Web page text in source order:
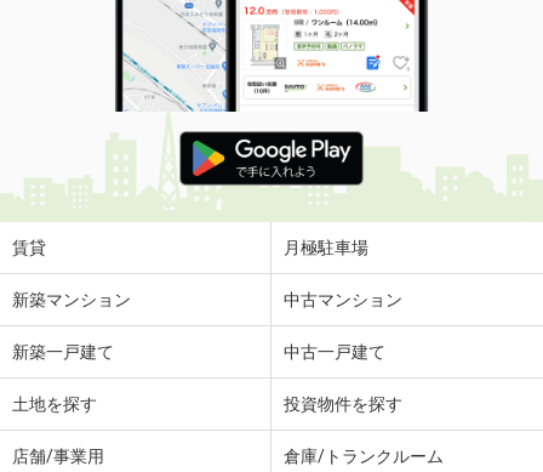
賃貸 月極駐車場
新築マンション 中古マンション
新築一戸建て 中古一戸建て
土地を探す 投資物件を探す
店舗/事業用 倉庫/トランクルーム